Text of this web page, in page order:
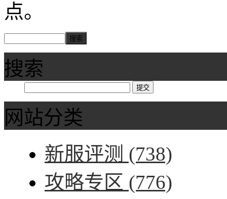
点。
搜索
网站分类
新服评测 (738)
攻略专区 (776)